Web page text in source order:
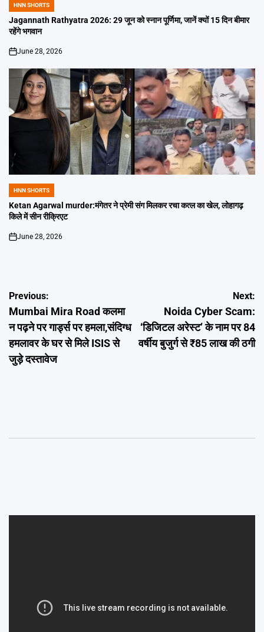
POSTED
IN
HNN SHORTS
Jagannath Rathyatra 2026: 29 जून को स्नान पूर्णिमा, जानें क्यों 15 दिन बीमार
रहेंगे भगवान
on
June 28, 2026
POSTED
IN
HNN SHORTS
Ketan Agarwal murder:मंगेतर ने प्रेमी संग मिलकर रचा कत्ल का खेल, लोहागढ़
किले में सीन रीक्रिएट
on
June 28, 2026
Post
navigation
Previous:
Mumbai Mira Road कलमा
न पढ़ने पर गार्ड्स पर हमला,संदिग्ध
हमलावर के घर से मिले ISIS से
जुड़े दस्तावेज
Next:
Noida Cyber Scam:
‘डिजिटल अरेस्ट’ के नाम पर 84
वर्षीय बुजुर्ग से ₹85 लाख की ठगी